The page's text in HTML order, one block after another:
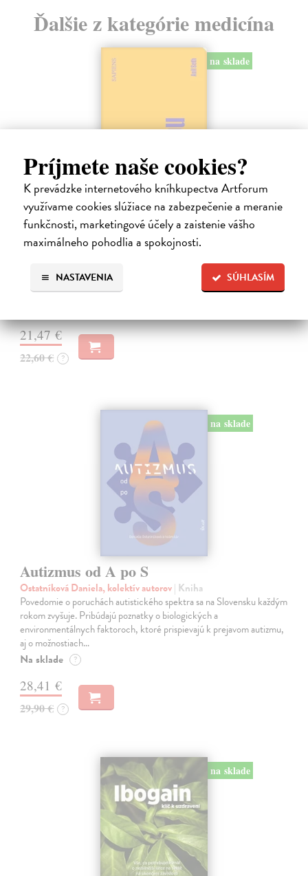
Príjmete naše cookies?
K prevádzke internetového kníhkupectva Artforum
využívame cookies slúžiace na zabezpečenie a meranie
funkčnosti, marketingové účely a zaistenie vášho
maximálneho pohodlia a spokojnosti.
SÚHLASÍM
NASTAVENIA
Ďalšie z kategórie medicína
na sklade
Sám sebou
Seth Anil| Kniha
Být sám sebou není tak jednoduché, jak se zdá. V mozku každého z
nás pracují společně miliardy neuronů a vytvářejí naše vědomé
zkušenosti.
21,47 €
22,60 € ?
na sklade
Autizmus od A po S
Ostatníková Daniela, kolektív autorov| Kniha
Povedomie o poruchách autistického spektra sa na Slovensku každým
rokom zvyšuje. Pribúdajú poznatky o biologických a
environmentálnych faktoroch, ktoré prispievajú k prejavom autizmu,
aj o možnostiach…
Na sklade ?
28,41 €
29,90 € ?
na sklade